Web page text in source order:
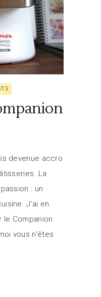
devenue accro
La
: un
J'ai en
Companion
vous n'êtes